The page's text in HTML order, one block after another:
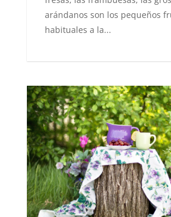
arándanos son los pequeños
habituales a la...